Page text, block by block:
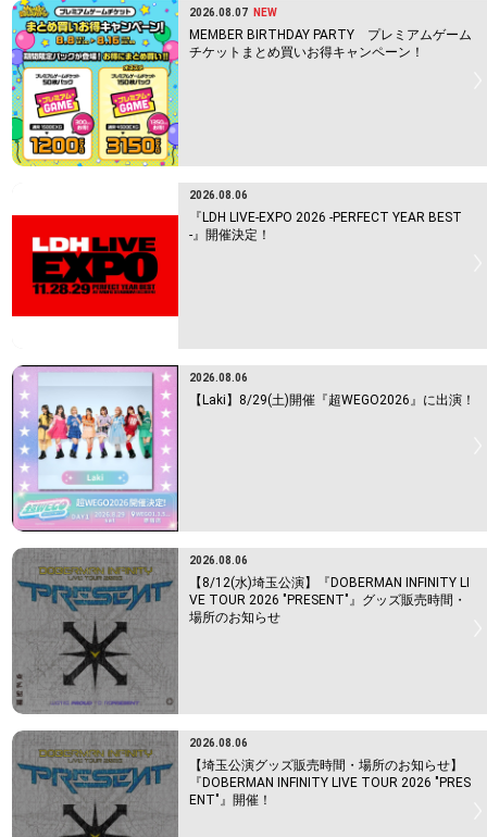
2026.08.07 NEW
MEMBER BIRTHDAY PARTY プレミアムゲーム
チケットまとめ買いお得キャンペーン！
2026.08.06
『LDH LIVE-EXPO 2026 -PERFECT YEAR BEST
-』開催決定！
2026.08.06
【Laki】8/29(土)開催『超WEGO2026』に出演！
2026.08.06
【8/12(水)埼玉公演】『DOBERMAN INFINITY LI
VE TOUR 2026 "PRESENT"』グッズ販売時間・
場所のお知らせ
2026.08.06
【埼玉公演グッズ販売時間・場所のお知らせ】
『DOBERMAN INFINITY LIVE TOUR 2026 "PRES
ENT"』開催！